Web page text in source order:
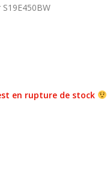
en rupture de stock